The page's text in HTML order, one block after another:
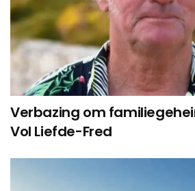
Verbazing om
Vol Liefde-Fred